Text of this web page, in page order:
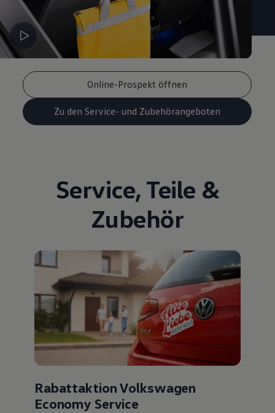
Online-Prospekt öffnen
Zu den Service- und Zubehörangeboten
Service, Teile &
Zubehör
Rabattaktion Volkswagen
Economy Service